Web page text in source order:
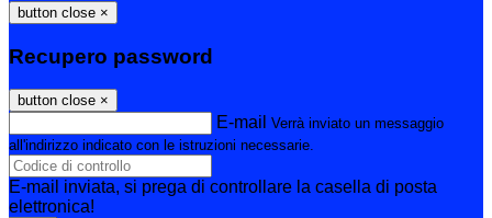
button close ×
Recupero password
button close ×
E-mail Verrà inviato un messaggio
all'indirizzo indicato con le istruzioni necessarie.
E-mail inviata, si prega di controllare la casella di posta
elettronica!